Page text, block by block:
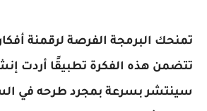
تمنحك البرمجة الفرصة لرقمنة
تتضمن هذه الفكرة تطبيقًا أردت
سينتشر بسرعة بمجرد طرحه في